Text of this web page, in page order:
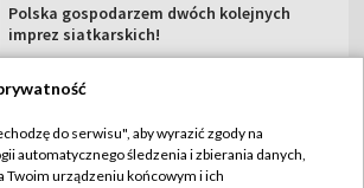
Polska gospodarzem dwóch kolejnych
imprez siatkarskich!
TVP
do serwisu", aby wyrazić zgody na
automatycznego śledzenia i zbierania danych,
Twoim urządzeniu końcowym i ich